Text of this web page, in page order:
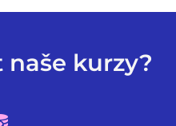
naše kurzy?